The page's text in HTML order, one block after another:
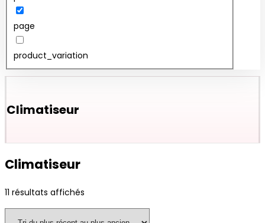
page
product_variation
Climatiseur
Climatiseur
11 résultats affichés